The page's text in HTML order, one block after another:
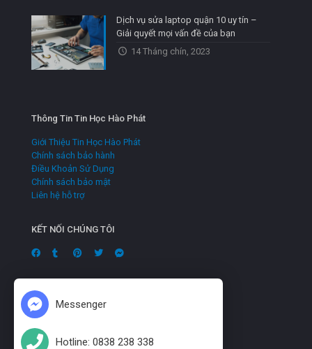
Dịch vụ sửa laptop quận 10 uy tín –
Giải quyết mọi vấn đề của bạn
14 Tháng chín, 2023
Thông Tin Tin Học Hào Phát
Giới Thiệu Tin Học Hào Phát
Chính sách bảo hành
Điều Khoản Sử Dụng
Chính sách bảo mật
Liên hệ hỗ trợ
KẾT NỐI CHÚNG TÔI
Messenger
Hotline: 0838 238 338